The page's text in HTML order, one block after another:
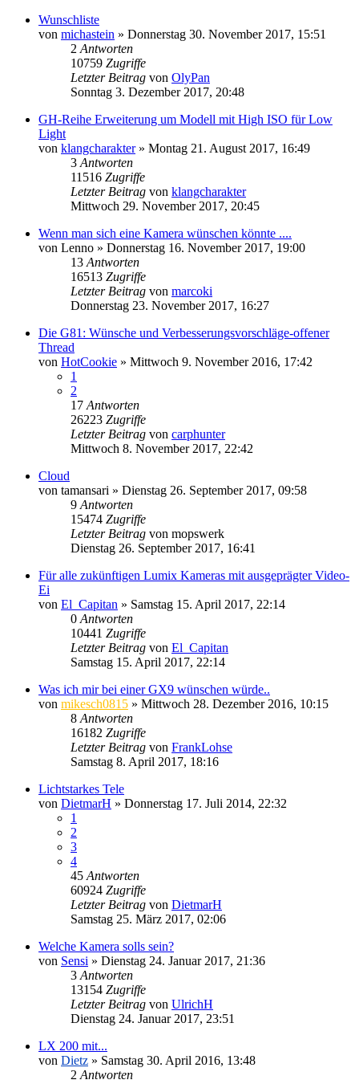
Wunschliste
von michastein » Donnerstag 30. November 2017, 15:51
2 Antworten
10759 Zugriffe
Letzter Beitrag von OlyPan
Sonntag 3. Dezember 2017, 20:48
GH-Reihe Erweiterung um Modell mit High ISO für Low
Light
von klangcharakter» Montag 21. August 2017, 16:49
3 Antworten
11516 Zugriffe
Letzter Beitrag von klangcharakter
Mittwoch 29. November 2017, 20:45
Wenn man sich eine Kamera wünschen könnte ....
von Lenno » Donnerstag 16. November 2017, 19:00
13 Antworten
16513 Zugriffe
Letzter Beitrag von marcoki
Donnerstag 23. November 2017, 16:27
Die G81: Wünsche und Verbesserungsvorschläge-offener
Thread
von HotCookie » Mittwoch 9. November 2016, 17:42
1
2
17 Antworten
26223 Zugriffe
Letzter Beitrag von carphunter
Mittwoch 8. November 2017, 22:42
Cloud
von tamansari » Dienstag 26. September 2017, 09:58
9 Antworten
15474 Zugriffe
Letzter Beitrag von mopswerk
Dienstag 26. September 2017, 16:41
Für alle zukünftigen Lumix Kameras mit ausgeprägter Video-
Ei
von El_Capitan » Samstag 15. April 2017, 22:14
0 Antworten
10441 Zugriffe
Letzter Beitrag von El_Capitan
Samstag 15. April 2017, 22:14
Was ich mir bei einer GX9 wünschen würde..
von mikesch0815 » Mittwoch 28. Dezember 2016, 10:15
8 Antworten
16182 Zugriffe
Letzter Beitrag von FrankLohse
Samstag 8. April 2017, 18:16
Lichtstarkes Tele
von DietmarH » Donnerstag 17. Juli 2014, 22:32
1
2
3
4
45 Antworten
60924 Zugriffe
Letzter Beitrag von DietmarH
Samstag 25. März 2017, 02:06
Welche Kamera solls sein?
von Sensi » Dienstag 24. Januar 2017, 21:36
3 Antworten
13154 Zugriffe
Letzter Beitrag von UlrichH
Dienstag 24. Januar 2017, 23:51
LX 200 mit...
von Dietz » Samstag 30. April 2016, 13:48
2 Antworten